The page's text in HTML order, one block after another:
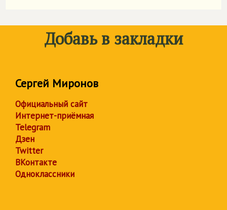
Добавь в закладки
Сергей Миронов
Официальный сайт
Интернет-приёмная
Telegram
Дзен
Twitter
ВКонтакте
Одноклассники